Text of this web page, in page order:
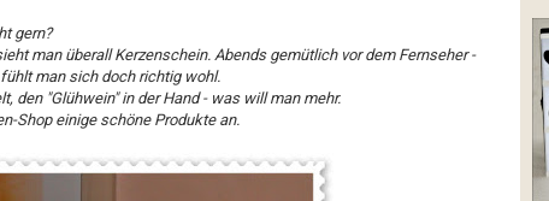
gern?
man überall Kerzenschein. Abends gemütlich vor dem Fernseher -
man sich doch richtig wohl.
den "Glühwein" in der Hand - was will man mehr.
Shop einige schöne Produkte an.